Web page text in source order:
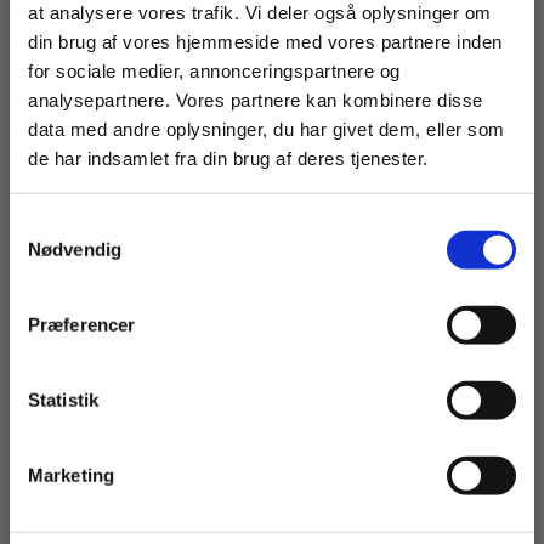
at analysere vores trafik. Vi deler også oplysninger om
din brug af vores hjemmeside med vores partnere inden
for sociale medier, annonceringspartnere og
analysepartnere. Vores partnere kan kombinere disse
data med andre oplysninger, du har givet dem, eller som
de har indsamlet fra din brug af deres tjenester.
Nødvendig
Præferencer
Statistik
Marketing
GNellie Denim Dress
Fri Fragt
-5% Rabat
-10% Rabat
-5% Rabat
Fri fragt
-15% Rabat
Fri Fragt
-5% Rabat
Bliv en del af VIP klubben og tag et
Name